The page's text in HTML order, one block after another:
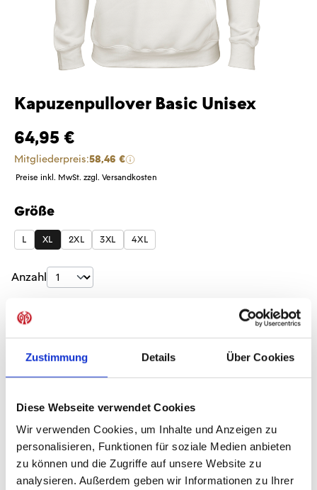
Zustimmung Details Über Cookies
Diese Webseite verwendet Cookies
Wir verwenden Cookies, um Inhalte und Anzeigen zu
personalisieren, Funktionen für soziale Medien anbieten
zu können und die Zugriffe auf unsere Website zu
analysieren. Außerdem geben wir Informationen zu Ihrer
Kapuzenpullover Basic Unisex
64,95 €
Mitgliederpreis:58,46 €
Preise inkl. MwSt. zzgl. Versandkosten
Größe
auswählen
L XL 2XL 3XL 4XL
Produkt Anzahl: Gib den gewünschten
Anzahl
Sofort verfügbar, Lieferzeit: 1-3 Tage
Produktdetails